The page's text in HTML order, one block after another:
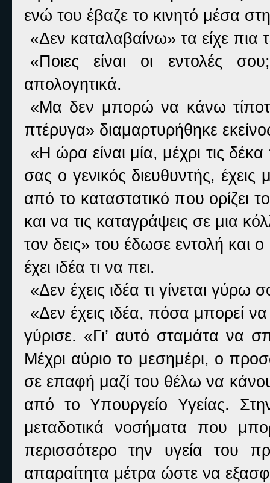
ενώ του έβαζε το κινητό μέσα
«Δεν καταλαβαίνω» τα είχε πια
«Ποιες είναι οι εντολές
απολογητικά.
«Μα δεν μπορώ να κάνω
πτέρυγα» διαμαρτυρήθηκε
«Η ώρα είναι μία, μέχρι τις
σας ο γενικός διευθυντής,
από το καταστατικό που ορίζει
και να τις καταγράψεις σε μια
τον δεις» του έδωσε εντολή και
έχει ιδέα τι να πει.
«Δεν έχεις ιδέα τι γίνεται
«Δεν έχεις ιδέα, πόσα μπορεί
γύρισε. «Γι’ αυτό σταμάτα να
Μέχρι αύριο το μεσημέρι, ο
σε επαφή μαζί του θέλω να
από το Υπουργείο Υγείας.
μεταδοτικά νοσήματα που
περισσότερο την υγεία του
απαραίτητα μέτρα ώστε να